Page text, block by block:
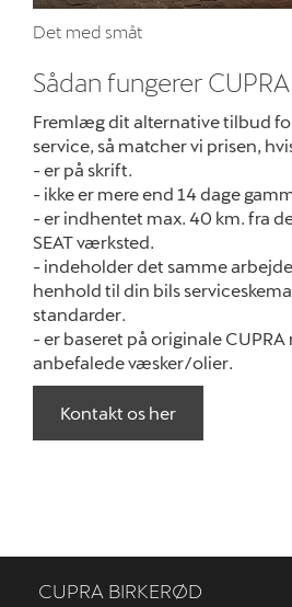
Det med småt
Sådan fungerer
Fremlæg dit alternative tilbud
service, så matcher vi prisen,
- er på skrift.
- ikke er mere end 14 dage
- er indhentet max. 40 km. fra
SEAT værksted.
- indeholder det samme
henhold til din bils
standarder.
- er baseret på originale CUPRA
anbefalede væsker/olier.
Kontakt os her
CUPRA BIRKERØD